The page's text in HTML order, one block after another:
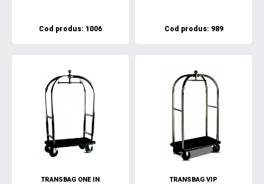
Cod produs: 1006 Cod produs: 989
TRANSBAG ONE IN TRANSBAG VIP